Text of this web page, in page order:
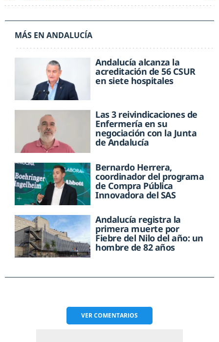
MÁS EN ANDALUCÍA
Andalucía alcanza la
acreditación de 56 CSUR
en siete hospitales
Las 3 reivindicaciones de
Enfermería en su
negociación con la Junta
de Andalucía
Bernardo Herrera,
coordinador del programa
de Compra Pública
Innovadora del SAS
Andalucía registra la
primera muerte por
Fiebre del Nilo del año: un
hombre de 82 años
VERCOMENTARIOS